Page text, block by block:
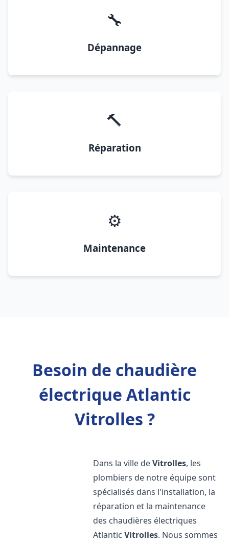
🔧
Dépannage
🔨
Réparation
⚙️
Maintenance
Besoin de chaudière
électrique Atlantic
Vitrolles ?
Dans la ville deVitrolles, les
plombiers de notre équipe sont
spécialisés dans l'installation, la
réparation et la maintenance
des chaudières électriques
AtlanticVitrolles. Nous sommes